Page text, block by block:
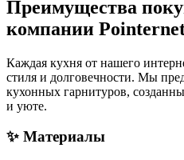
Преимущества
компании
Каждая кухня от нашего
стиля и долговечности. Мы
кухонных гарнитуров,
и уюте.
✨ Материалы